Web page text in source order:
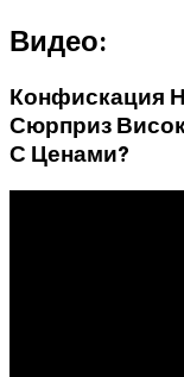
Видео:
Конфискация
Сюрприз
С Ценами?